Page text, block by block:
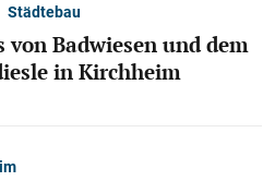
Städtebau
von Badwiesen und dem
in Kirchheim